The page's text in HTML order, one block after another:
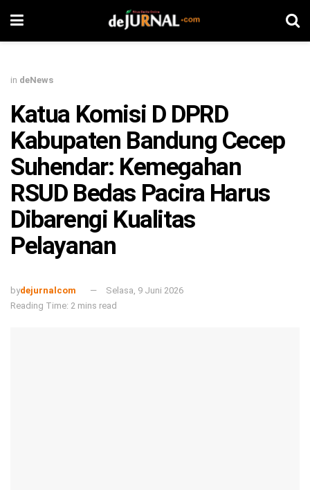
in deNews
Katua Komisi D DPRD
Kabupaten Bandung Cecep
Suhendar: Kemegahan
RSUD Bedas Pacira Harus
Dibarengi Kualitas
Pelayanan
bydejurnalcom
Selasa, 9 Juni 2026
Reading Time: 2 mins read